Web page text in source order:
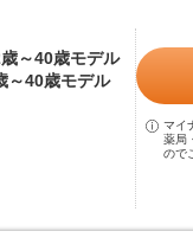
～40歳モデル
～40歳モデル
マイ
薬局
ので